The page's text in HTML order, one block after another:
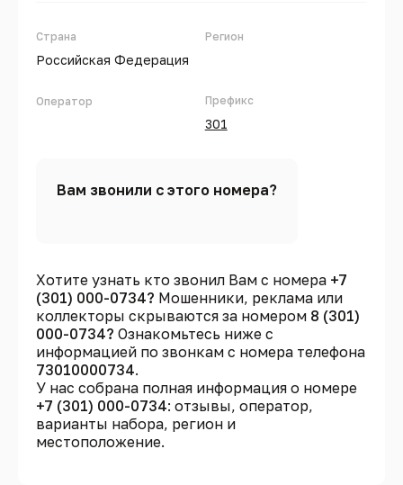
Страна
Российская Федерация
Оператор
Регион
Префикс
301
Вам звонили с этого номера?
Хотите узнать кто звонил Вам с номера +7
(301) 000-0734? Мошенники, реклама или
коллекторы скрываются за номером 8 (301)
000-0734? Ознакомьтесь ниже с
информацией по звонкам с номера телефона
73010000734.
У нас собрана полная информация о номере
+7 (301) 000-0734: отзывы, оператор,
варианты набора, регион и
местоположение.